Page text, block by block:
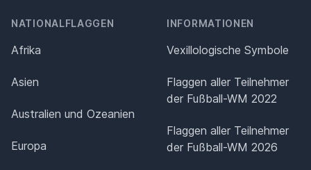
NATIONALFLAGGEN
Afrika
Asien
Australien und Ozeanien
Europa
INFORMATIONEN
Vexillologische Symbole
Flaggen aller Teilnehmer
der Fußball-WM 2022
Flaggen aller Teilnehmer
der Fußball-WM 2026